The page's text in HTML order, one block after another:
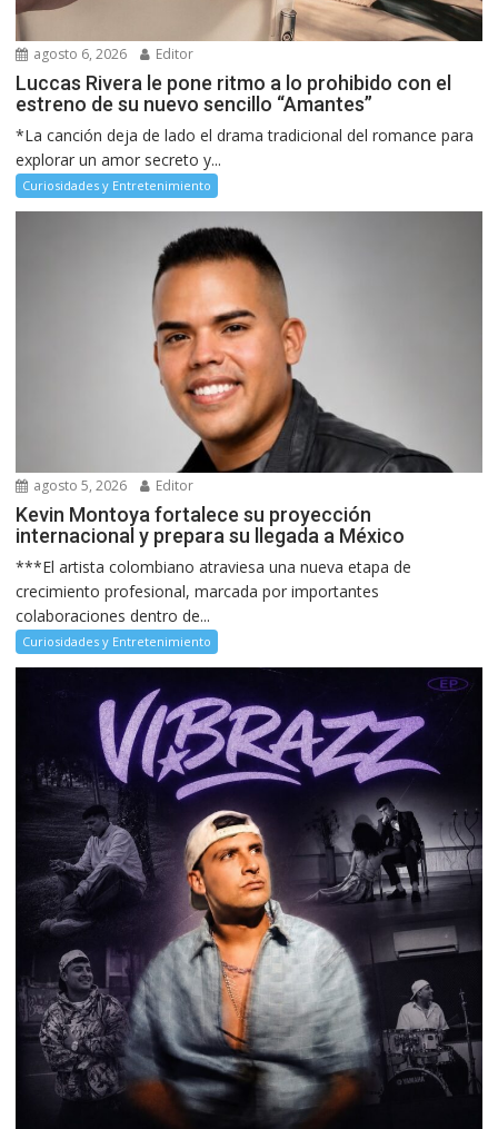
agosto 6, 2026 Editor
Luccas Rivera le pone ritmo a lo prohibido con el
estreno de su nuevo sencillo “Amantes”
*La canción deja de lado el drama tradicional del romance para
explorar un amor secreto y...
Curiosidades y Entretenimiento
agosto 5, 2026 Editor
Kevin Montoya fortalece su proyección
internacional y prepara su llegada a México
***El artista colombiano atraviesa una nueva etapa de
crecimiento profesional, marcada por importantes
colaboraciones dentro de...
Curiosidades y Entretenimiento